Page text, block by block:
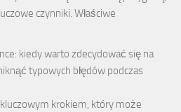
czynniki. Właściwe
kiedy warto zdecydować się na
typowych błędów podczas
krokiem, który może